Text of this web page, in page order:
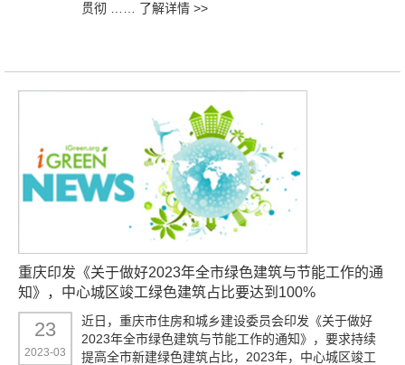
贯彻 …… 了解详情 >>
重庆印发《关于做好2023年全市绿色建筑与节能工作的通
知》，中心城区竣工绿色建筑占比要达到100%
23
2023-03
近日，重庆市住房和城乡建设委员会印发《关于做好
2023年全市绿色建筑与节能工作的通知》，要求持续
提高全市新建绿色建筑占比，2023年，中心城区竣工